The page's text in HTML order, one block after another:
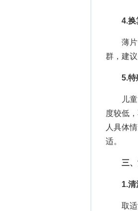
4.换
薄片需
群，建
5.特
儿童、
度较低
人具体
适。
三、
1.清
取适量